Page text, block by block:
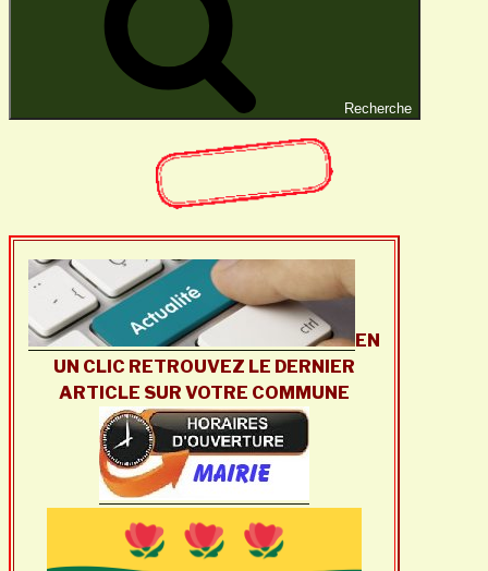
Recherche
EN
UN CLIC RETROUVEZ LE DERNIER
ARTICLE SUR VOTRE COMMUNE